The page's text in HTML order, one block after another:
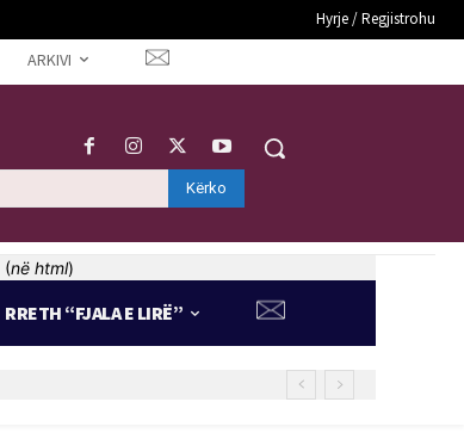
Hyrje / Regjistrohu
ARKIVI
Kërko
(në html)
RRETH “FJALA E LIRË”